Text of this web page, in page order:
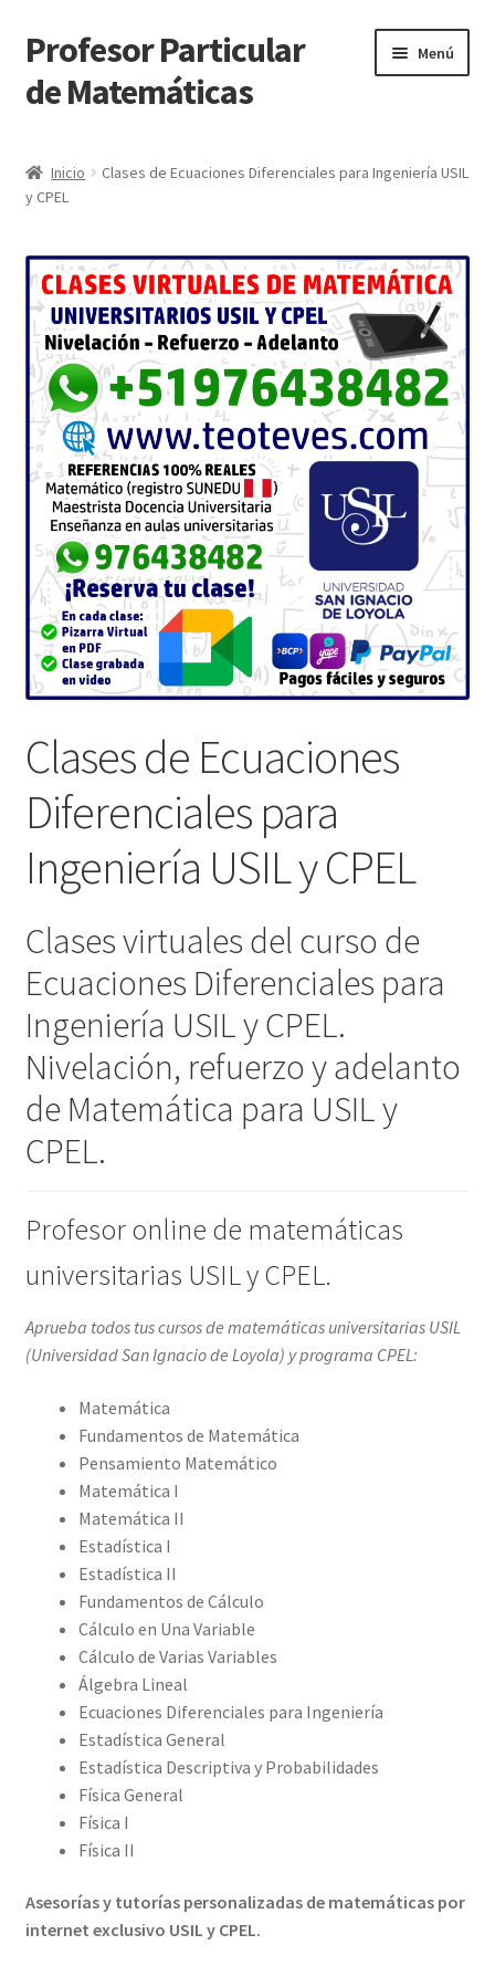
Ir
a
la
Ir
al
contenido
Profesor Particular
de Matemáticas
Menú
Tienda de Matemáticas 100% GRATIS
Inicio
Clases de Ecuaciones Diferenciales para Ingeniería USIL
y CPEL
Clases de Ecuaciones
Diferenciales para
Ingeniería USIL y CPEL
Clases virtuales del curso de
Ecuaciones Diferenciales para
Ingeniería USIL y CPEL.
Nivelación, refuerzo y adelanto
de Matemática para USIL y
CPEL.
Profesor online de matemáticas
universitarias USIL y CPEL.
Aprueba todos tus cursos de matemáticas universitarias USIL
(Universidad San Ignacio de Loyola) y programa CPEL:
Matemática
Fundamentos de Matemática
Pensamiento Matemático
Matemática I
Matemática II
Estadística I
Estadística II
Fundamentos de Cálculo
Cálculo en Una Variable
Cálculo de Varias Variables
Álgebra Lineal
Ecuaciones Diferenciales para Ingeniería
Estadística General
Estadística Descriptiva y Probabilidades
Física General
Física I
Física II
Asesorías y tutorías personalizadas de matemáticas por
internet exclusivo USIL y CPEL.